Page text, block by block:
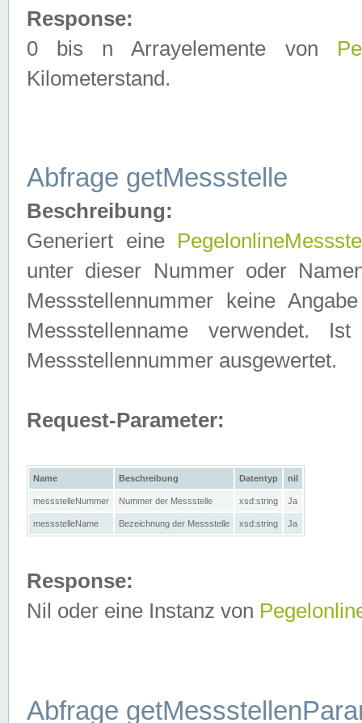
Response:
0 bis n Arrayelemente von
Kilometerstand.
Abfrage getMessstelle
Beschreibung:
Generiert eine
unter dieser Nummer oder
Messstellennummer keine
Messstellenname verwendet.
Messstellennummer ausgewertet.
Request-Parameter:
Name Beschreibung Datentyp nil
messstelleNummer Nummer der Messstelle xsd:string Ja
messstelleName Bezeichnung der Messstelle xsd:string Ja
Response:
Nil oder eine Instanz von
Abfrage